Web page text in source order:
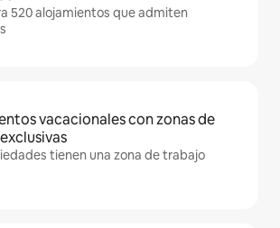
520 alojamientos que admiten
vacacionales con zonas de
tienen una zona de trabajo